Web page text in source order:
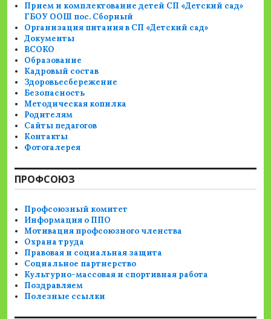
Прием и комплектование детей СП «Детский сад»
ГБОУ ООШ пос. Сборный
Организация питания в СП «Детский сад»
Документы
ВСОКО
Образование
Кадровый состав
Здоровьесбережение
Безопасность
Методическая копилка
Родителям
Сайты педагогов
Контакты
Фотогалерея
ПРОФСОЮЗ
Профсоюзный комитет
Информация о ППО
Мотивация профсоюзного членства
Охрана труда
Правовая и социальная защита
Социальное партнерство
Культурно-массовая и спортивная работа
Поздравляем
Полезные ссылки